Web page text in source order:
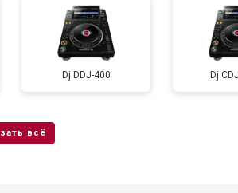
Dj DDJ-400 Dj